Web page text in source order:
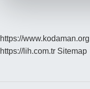
https://www.kodaman.org
https://lih.com.tr Sitemap